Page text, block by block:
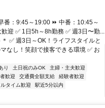
番：9:45～19:00 ⏩ 中番：10:45～
迎 ✅ 1日5h～8h勤務 ✅ 週3日〜勤...
✅ 週3日～OK！ライフスタイルと
なし！笑顔で接客できる環境 ✅ お
り 土日祝のみOK
主婦・主夫歓迎
歓迎 交通費全額支給
経験者歓迎
ルタイム歓迎
駅近5分以内